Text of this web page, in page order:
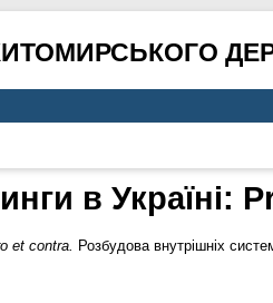
в Україні:
et contra. Розбудова внутрішніх